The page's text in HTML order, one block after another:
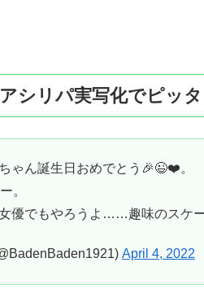
シリパ実写化でピッ
ゃん誕生日おめでとう🎉😉❤️。
。
優でもやろうよ……趣味のスケ
April 4, 2022